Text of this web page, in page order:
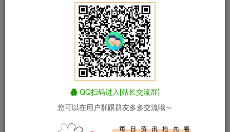
------正文内容展示，开始汲取新知识------
QQ扫码进入[站长交流群]
您可以在用户群跟群友多多交流哦～